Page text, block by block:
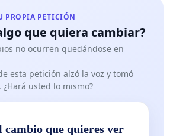
PROPIA PETICIÓN
que quiera cambiar?
no ocurren quedándose en
esta petición alzó la voz y tomó
¿Hará usted lo mismo?
cambio que quieres ver